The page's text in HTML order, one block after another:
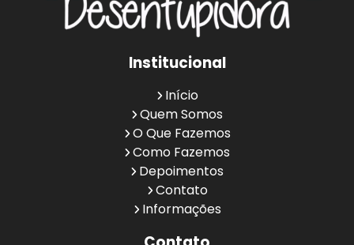
Institucional
Início
Quem Somos
O Que Fazemos
Como Fazemos
Depoimentos
Contato
Informações